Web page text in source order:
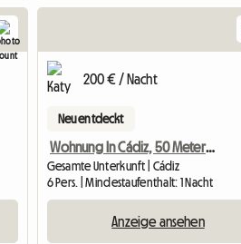
200 € / Nacht
Neu entdeckt
Wohnung In Cádiz, 50 Meter Vom Strand La Victoria Entfernt
Gesamte Unterkunft | Cádiz
6 Pers. | Mindestaufenthalt: 1 Nacht
Anzeige ansehen